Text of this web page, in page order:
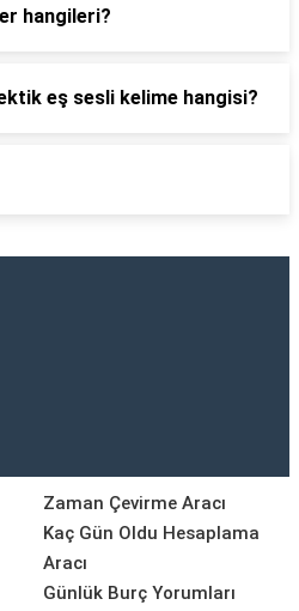
hangileri?
eş sesli kelime hangisi?
Zaman Çevirme Aracı
Kaç Gün Oldu Hesaplama
Aracı
Günlük Burç Yorumları